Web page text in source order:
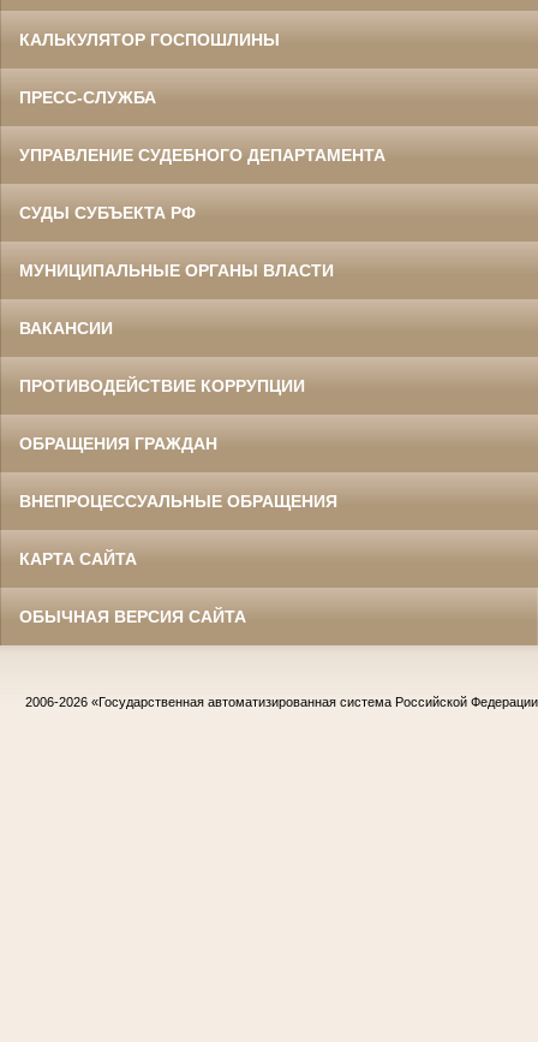
КАЛЬКУЛЯТОР ГОСПОШЛИНЫ
ПРЕСС-СЛУЖБА
УПРАВЛЕНИЕ СУДЕБНОГО ДЕПАРТАМЕНТА
СУДЫ СУБЪЕКТА РФ
МУНИЦИПАЛЬНЫЕ ОРГАНЫ ВЛАСТИ
ВАКАНСИИ
ПРОТИВОДЕЙСТВИЕ КОРРУПЦИИ
ОБРАЩЕНИЯ ГРАЖДАН
ВНЕПРОЦЕССУАЛЬНЫЕ ОБРАЩЕНИЯ
КАРТА САЙТА
ОБЫЧНАЯ ВЕРСИЯ САЙТА
2006-2026 «Государственная автоматизированная система Российской